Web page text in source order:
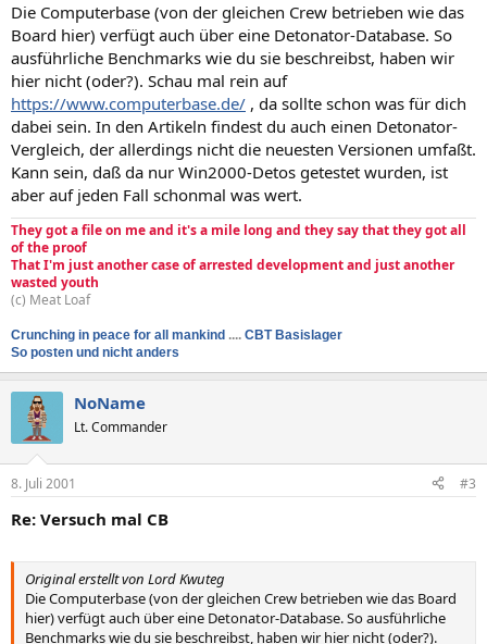
Die Computerbase (von der gleichen Crew betrieben wie das
Board hier) verfügt auch über eine Detonator-Database. So
ausführliche Benchmarks wie du sie beschreibst, haben wir
hier nicht (oder?). Schau mal rein auf
https://www.computerbase.de/ , da sollte schon was für dich
dabei sein. In den Artikeln findest du auch einen Detonator-
Vergleich, der allerdings nicht die neuesten Versionen umfaßt.
Kann sein, daß da nur Win2000-Detos getestet wurden, ist
aber auf jeden Fall schonmal was wert.
They got a file on me and it's a mile long and they say that they got all
of the proof
That I'm just another case of arrested development and just another
wasted youth
(c) Meat Loaf
Crunching in peace for all mankind .... CBT Basislager
So posten und nicht anders
NoName
Lt. Commander
8. Juli 2001 #3
Re: Versuch mal CB
Original erstellt von Lord Kwuteg
Die Computerbase (von der gleichen Crew betrieben wie das Board
hier) verfügt auch über eine Detonator-Database. So ausführliche
Benchmarks wie du sie beschreibst, haben wir hier nicht (oder?).